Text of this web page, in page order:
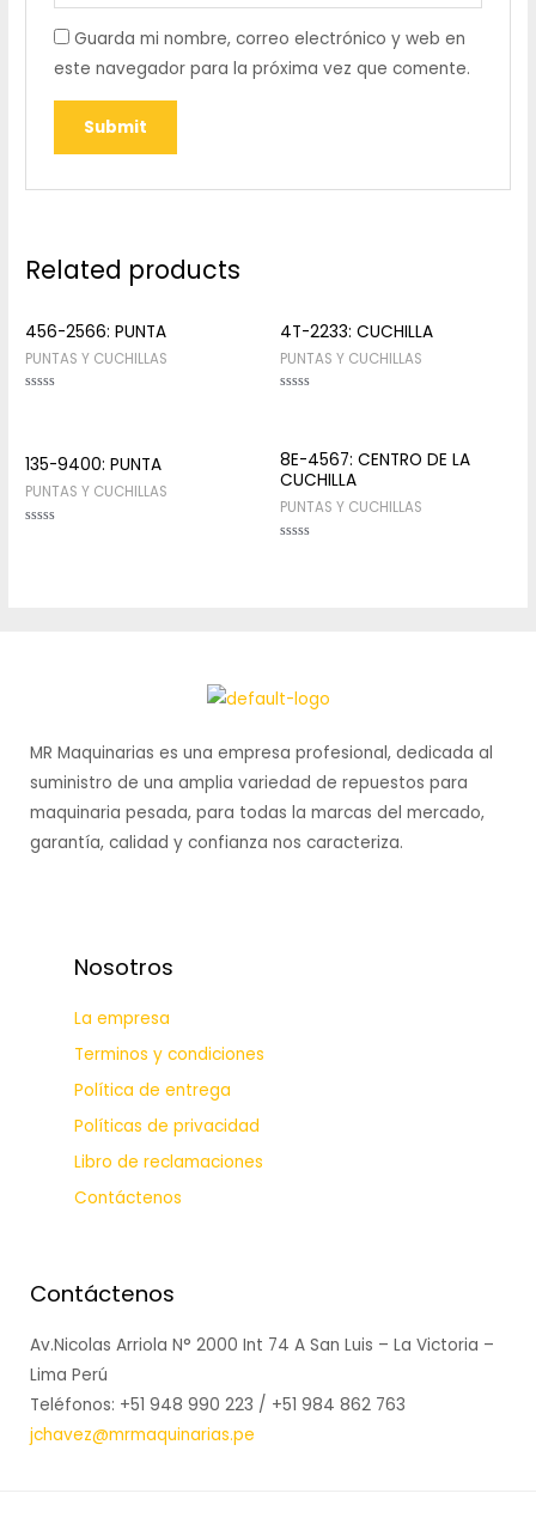
Guarda mi nombre, correo electrónico y web en
este navegador para la próxima vez que comente.
Related products
456-2566: PUNTA
PUNTAS Y CUCHILLAS
5
4T-2233: CUCHILLA
PUNTAS Y CUCHILLAS
5
135-9400: PUNTA
PUNTAS Y CUCHILLAS
8E-4567: CENTRO DE LA
CUCHILLA
PUNTAS Y CUCHILLAS
MR Maquinarias es una empresa profesional, dedicada al
suministro de una amplia variedad de repuestos para
maquinaria pesada, para todas la marcas del mercado,
garantía, calidad y confianza nos caracteriza.
Nosotros
La empresa
Terminos y condiciones
Política de entrega
Políticas de privacidad
Libro de reclamaciones
Contáctenos
Contáctenos
Av.Nicolas Arriola N° 2000 Int 74 A San Luis – La Victoria –
Lima Perú
Teléfonos: +51 948 990 223 / +51 984 862 763
jchavez@mrmaquinarias.pe